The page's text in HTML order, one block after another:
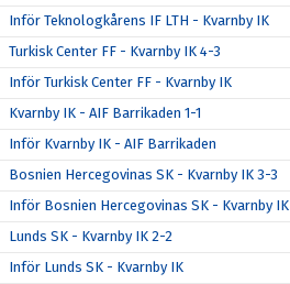
Inför Teknologkårens IF LTH - Kvarnby IK
Turkisk Center FF - Kvarnby IK 4-3
Inför Turkisk Center FF - Kvarnby IK
Kvarnby IK - AIF Barrikaden 1-1
Inför Kvarnby IK - AIF Barrikaden
Bosnien Hercegovinas SK - Kvarnby IK 3-3
Inför Bosnien Hercegovinas SK - Kvarnby IK
Lunds SK - Kvarnby IK 2-2
Inför Lunds SK - Kvarnby IK